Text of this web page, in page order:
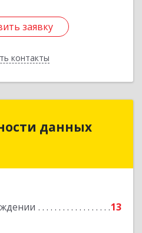
заявку
контакты
заявку
данных
13
данных
Заринск г, Таратынова